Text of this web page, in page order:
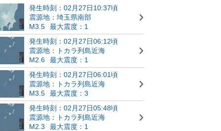
発生時刻：02月27日10:37頃
震源地：埼玉県南部
M3.5
最大震度：1
発生時刻：02月27日06:12頃
震源地：トカラ列島近海
M2.6
最大震度：1
発生時刻：02月27日06:01頃
震源地：トカラ列島近海
M3.5
最大震度：3
発生時刻：02月27日05:48頃
震源地：トカラ列島近海
M2.3
最大震度：1